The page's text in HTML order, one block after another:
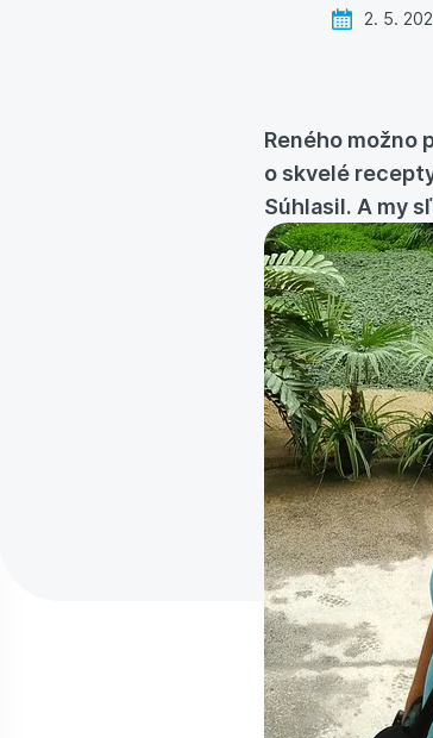
2. 5.
Reného možno
o skvelé
Súhlasil. A my